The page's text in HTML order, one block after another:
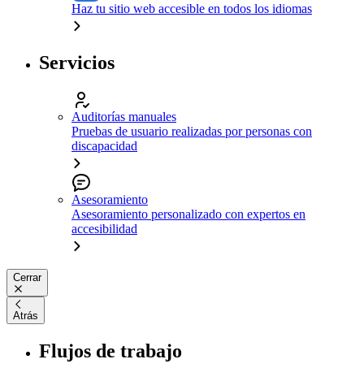
Haz tu sitio web accesible en todos los idiomas
Servicios
Auditorías manuales
Pruebas de usuario realizadas por personas con
discapacidad
Asesoramiento
Asesoramiento personalizado con expertos en
accesibilidad
Cerrar
Atrás
Flujos de trabajo